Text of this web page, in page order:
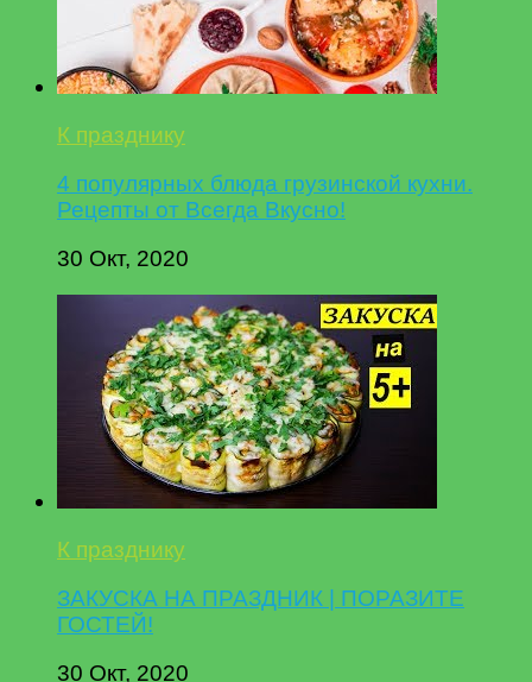
К празднику
4 популярных блюда грузинской кухни.
Рецепты от Всегда Вкусно!
30 Окт, 2020
К празднику
ЗАКУСКА НА ПРАЗДНИК | ПОРАЗИТЕ
ГОСТЕЙ!
30 Окт, 2020